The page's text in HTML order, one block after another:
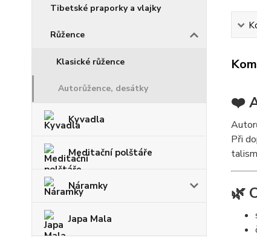
Tibetské praporky a vlajky
Růžence
Klasické růžence
Autorůžence, desátky
Kyvadla
Meditační polštáře
Náramky
Japa Mala
❤️
Při
🌿